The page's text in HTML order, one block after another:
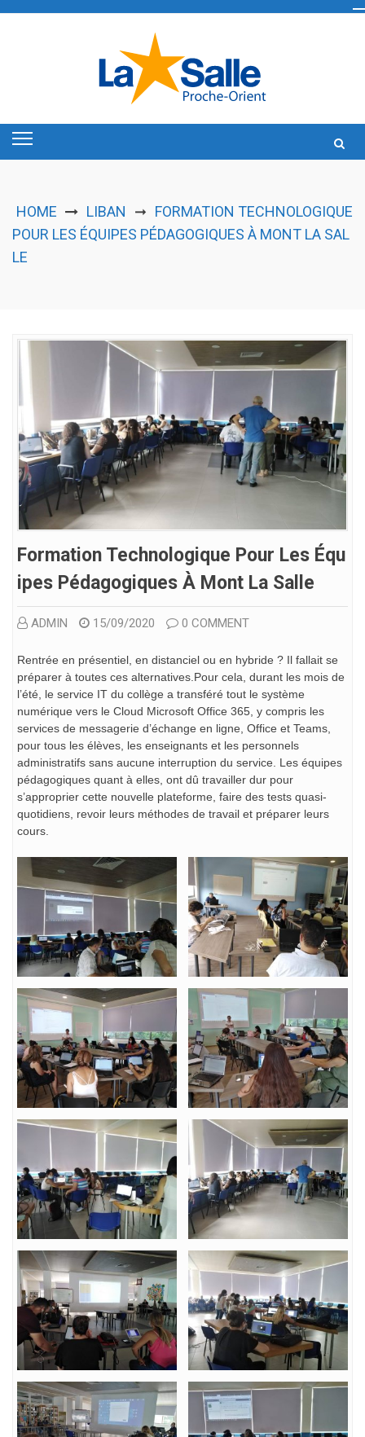
HOME LIBAN ➞ FORMATION TECHNOLOGIQUE
POUR LES ÉQUIPES PÉDAGOGIQUES À MONT LA SAL
LE
Formation Technologique Pour Les Équ
Ipes Pédagogiques À Mont La Salle
ADMIN 15/09/2020 0 COMMENT
Rentrée en présentiel, en distanciel ou en hybride ? Il fallait se
préparer à toutes ces alternatives.Pour cela, durant les mois de
l’été, le service IT du collège a transféré tout le système
numérique vers le Cloud Microsoft Office 365, y compris les
services de messagerie d’échange en ligne, Office et Teams,
pour tous les élèves, les enseignants et les personnels
administratifs sans aucune interruption du service. Les équipes
pédagogiques quant à elles, ont dû travailler dur pour
s’approprier cette nouvelle plateforme, faire des tests quasi-
quotidiens, revoir leurs méthodes de travail et préparer leurs
cours.